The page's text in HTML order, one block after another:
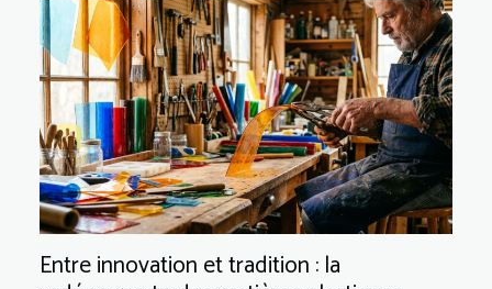
Entre innovation et tradition : la